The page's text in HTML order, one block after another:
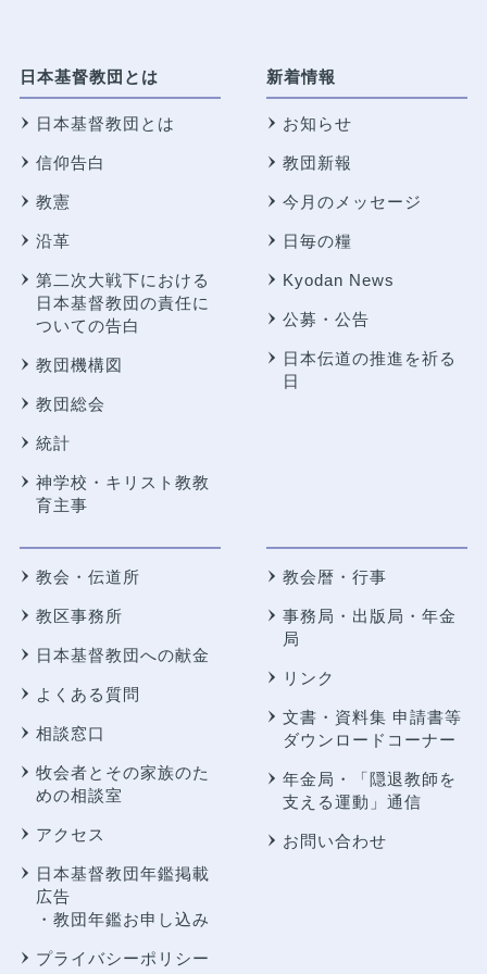
日本基督教団とは
日本基督教団とは
信仰告白
教憲
沿革
第二次大戦下における
日本基督教団の責任に
ついての告白
教団機構図
教団総会
統計
神学校・キリスト教教
育主事
新着情報
お知らせ
教団新報
今月のメッセージ
日毎の糧
Kyodan News
公募・公告
日本伝道の推進を祈る
日
教会・伝道所
教区事務所
日本基督教団への献金
よくある質問
相談窓口
牧会者とその家族のた
めの相談室
アクセス
日本基督教団年鑑掲載
広告
・教団年鑑お申し込み
プライバシーポリシー
教会暦・行事
事務局・出版局・年金
局
リンク
文書・資料集 申請書等
ダウンロードコーナー
年金局・
「隠退教師を
支える運動」通信
お問い合わせ